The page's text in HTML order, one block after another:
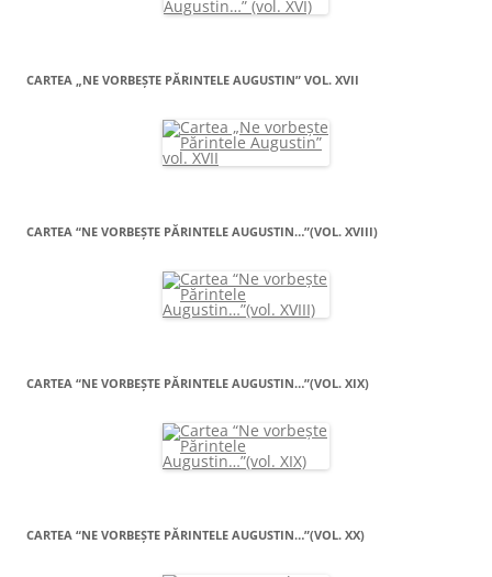
CARTEA „NE VORBEŞTE PĂRINTELE AUGUSTIN” VOL. XVII
CARTEA “NE VORBEŞTE PĂRINTELE AUGUSTIN…”(VOL. XVIII)
CARTEA “NE VORBEŞTE PĂRINTELE AUGUSTIN…”(VOL. XIX)
CARTEA “NE VORBEŞTE PĂRINTELE AUGUSTIN…”(VOL. XX)